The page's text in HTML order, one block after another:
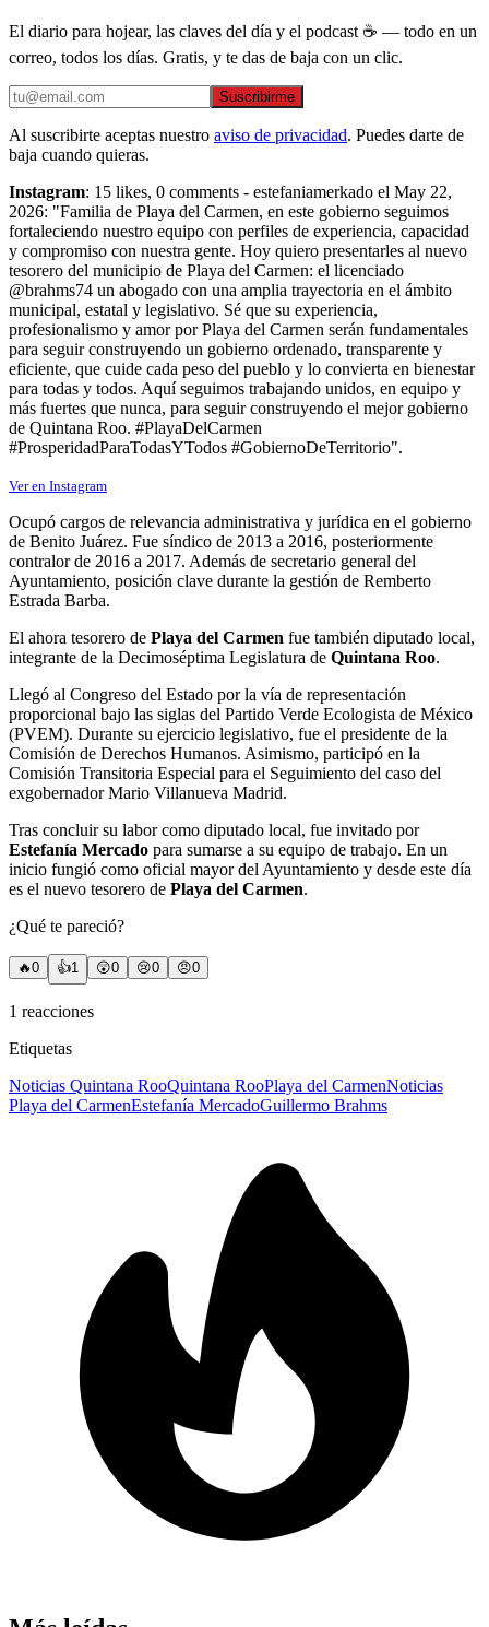
El diario para hojear, las claves del día y el podcast ☕ — todo en un
correo, todos los días. Gratis, y te das de baja con un clic.
Suscribirme
Al suscribirte aceptas nuestro aviso de privacidad. Puedes darte de
baja cuando quieras.
Instagram: 15 likes, 0 comments - estefaniamerkado el May 22,
2026: "Familia de Playa del Carmen, en este gobierno seguimos
fortaleciendo nuestro equipo con perfiles de experiencia, capacidad
y compromiso con nuestra gente. Hoy quiero presentarles al nuevo
tesorero del municipio de Playa del Carmen: el licenciado
@brahms74 un abogado con una amplia trayectoria en el ámbito
municipal, estatal y legislativo. Sé que su experiencia,
profesionalismo y amor por Playa del Carmen serán fundamentales
para seguir construyendo un gobierno ordenado, transparente y
eficiente, que cuide cada peso del pueblo y lo convierta en bienestar
para todas y todos. Aquí seguimos trabajando unidos, en equipo y
más fuertes que nunca, para seguir construyendo el mejor gobierno
de Quintana Roo. #PlayaDelCarmen
#ProsperidadParaTodasYTodos #GobiernoDeTerritorio".
Ver en Instagram
Ocupó cargos de relevancia administrativa y jurídica en el gobierno
de Benito Juárez. Fue síndico de 2013 a 2016, posteriormente
contralor de 2016 a 2017. Además de secretario general del
Ayuntamiento, posición clave durante la gestión de Remberto
Estrada Barba.
El ahora tesorero de Playa del Carmen fue también diputado local,
integrante de la Decimoséptima Legislatura de Quintana Roo.
Llegó al Congreso del Estado por la vía de representación
proporcional bajo las siglas del Partido Verde Ecologista de México
(PVEM). Durante su ejercicio legislativo, fue el presidente de la
Comisión de Derechos Humanos. Asimismo, participó en la
Comisión Transitoria Especial para el Seguimiento del caso del
exgobernador Mario Villanueva Madrid.
Tras concluir su labor como diputado local, fue invitado por
Estefanía Mercado para sumarse a su equipo de trabajo. En un
inicio fungió como oficial mayor del Ayuntamiento y desde este día
es el nuevo tesorero de Playa del Carmen.
¿Qué te pareció?
🔥0 👍1 😲0 😢0 😠0
1 reacciones
Etiquetas
Noticias Quintana RooQuintana RooPlaya del CarmenNoticias
Playa del CarmenEstefanía MercadoGuillermo Brahms